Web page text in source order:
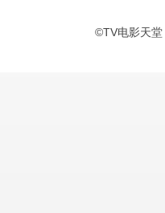
©TV电影天堂